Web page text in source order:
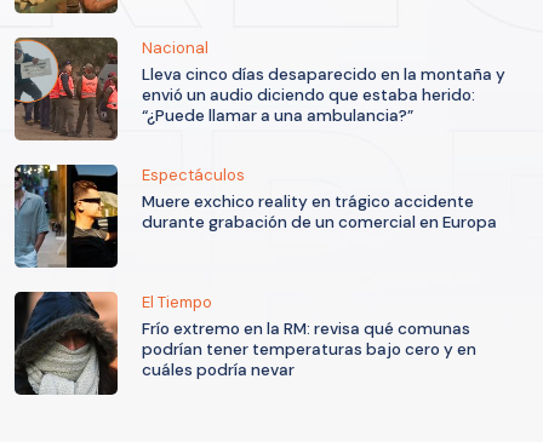
Nacional
Lleva cinco días desaparecido en la montaña y
envió un audio diciendo que estaba herido:
“¿Puede llamar a una ambulancia?”
Espectáculos
Muere exchico reality en trágico accidente
durante grabación de un comercial en Europa
El Tiempo
Frío extremo en la RM: revisa qué comunas
podrían tener temperaturas bajo cero y en
cuáles podría nevar